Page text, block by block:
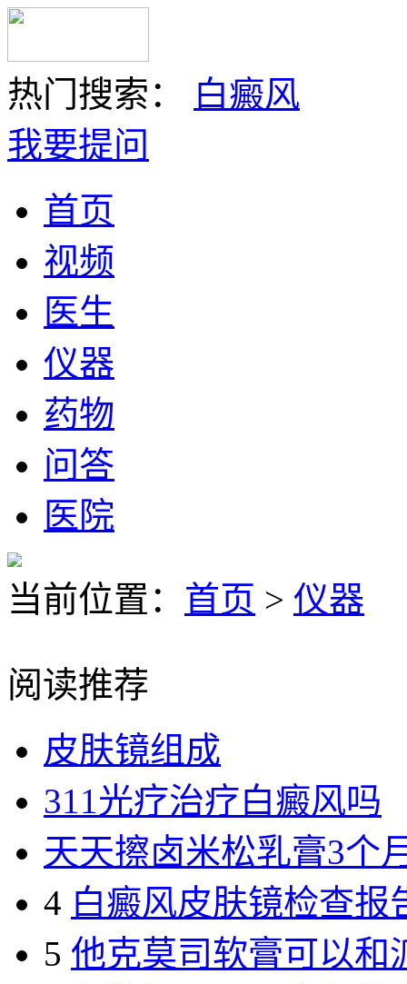
热门搜索：
白癜风
我要提问
首页
视频
医生
仪器
药物
问答
医院
当前位置： 首页 > 仪器
阅读推荐
皮肤镜组成
311光疗治疗白癜风吗
天天擦卤米松乳膏3个
4 白癜风皮肤镜检查报
5 他克莫司软膏可以和